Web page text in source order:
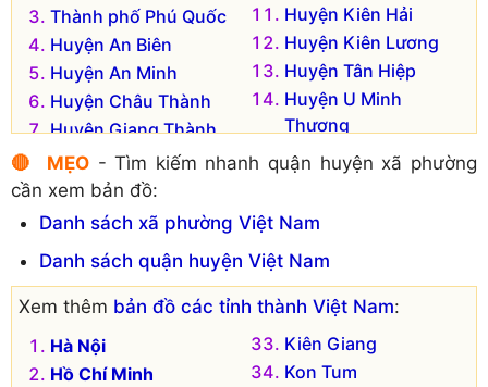
Thành phố Phú Quốc
Huyện An Biên
Huyện An Minh
Huyện Châu Thành
Huyện Giang Thành
Huyện Giồng Riềng
Huyện Kiên Hải
Huyện Kiên Lương
Huyện Tân Hiệp
Huyện U Minh
Thượng
Huyện Vĩnh Thuận
🔴 MẸO- Tìm kiếm nhanh quận huyện xã phường
cần xem bản đồ:
Danh sách xã phường Việt Nam
Danh sách quận huyện Việt Nam
Xem thêm bản đồ các tỉnh thành Việt Nam:
Hà Nội
Hồ Chí Minh
Kiên Giang
Kon Tum